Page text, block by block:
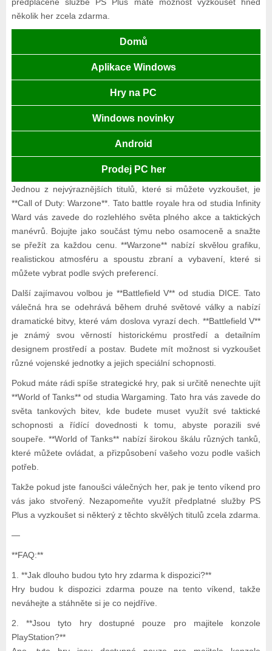
několik her zcela zdarma.
Domů
Aplikace Windows
Hry na PC
Windows novinky
Android
Prodej PC her
Jednou z nejvýraznějších titulů, které si můžete vyzkoušet, je
**Call of Duty: Warzone**. Tato battle royale hra od studia Infinity
Ward vás zavede do rozlehlého světa plného akce a taktických
manévrů. Bojujte jako součást týmu nebo osamoceně a snažte
se přežít za každou cenu. **Warzone** nabízí skvělou grafiku,
realistickou atmosféru a spoustu zbraní a vybavení, které si
můžete vybrat podle svých preferencí.
Další zajímavou volbou je **Battlefield V** od studia DICE. Tato
válečná hra se odehrává během druhé světové války a nabízí
dramatické bitvy, které vám doslova vyrazí dech. **Battlefield V**
je známý svou věrností historickému prostředí a detailním
designem prostředí a postav. Budete mít možnost si vyzkoušet
různé vojenské jednotky a jejich speciální schopnosti.
Pokud máte rádi spíše strategické hry, pak si určitě nenechte ujít
**World of Tanks** od studia Wargaming. Tato hra vás zavede do
světa tankových bitev, kde budete muset využít své taktické
schopnosti a řídící dovednosti k tomu, abyste porazili své
soupeře. **World of Tanks** nabízí širokou škálu různých tanků,
které můžete ovládat, a přizpůsobení vašeho vozu podle vašich
potřeb.
Takže pokud jste fanoušci válečných her, pak je tento víkend pro
vás jako stvořený. Nezapomeňte využít předplatné služby PS
Plus a vyzkoušet si některý z těchto skvělých titulů zcela zdarma.
—
**FAQ:**
1. **Jak dlouho budou tyto hry zdarma k dispozici?**
Hry budou k dispozici zdarma pouze na tento víkend, takže
neváhejte a stáhněte si je co nejdříve.
2. **Jsou tyto hry dostupné pouze pro majitele konzole
PlayStation?**